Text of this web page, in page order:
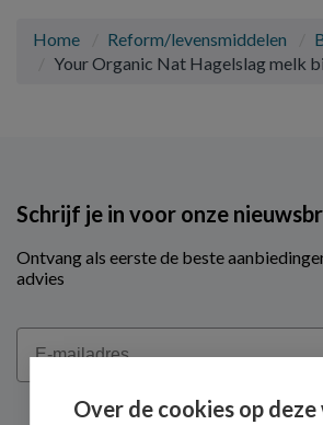
Home Reform/levensmiddelen
Your Organic Nat Hagelslag melk
Schrijf je in voor onze
Ontvang als eerste de beste
advies
Email
Over de cookies op